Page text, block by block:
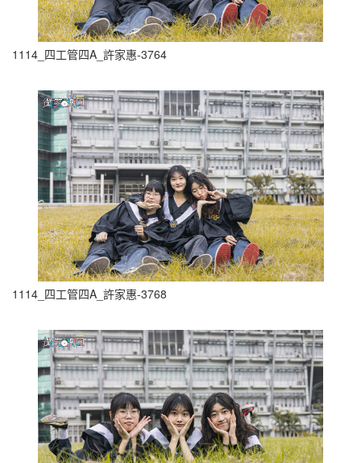
1114_四工管四A_許家惠-3764
1114_四工管四A_許家惠-3768